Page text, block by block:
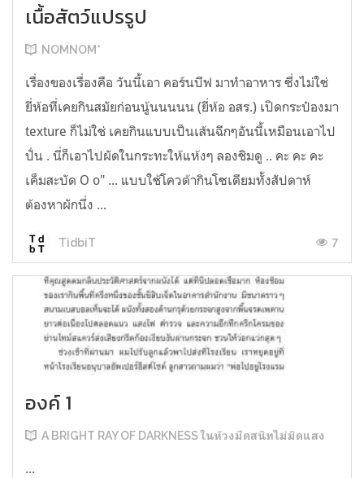
เนื้อสัตว์แปรรูป
NOMNOM*
เรื่องของเรื่องคือ วันนี้เอา คอร์นบีฟ มาทำอาหาร ซึ่งไม่ใช่
ยี่ห้อที่เคยกินสมัยก่อนนู้นนนนน (ยี่ห้อ อสร.) เปิดกระป๋องมา
texture ก็ไม่ใช่ เคยกินแบบเป็นเส้นฉีกๆอันนี้เหมือนเอาไป
ปั่น . นี่ก็เอาไปผัดในกระทะให้แห้งๆ ลองชิมดู .. คะ คะ คะ
เค็มสะบัด O o" ... แบบใช้โควต้ากินโซเดียมทั้งสัปดาห์
ต้องหาผักนึ่ง ...
TidbiT 7
องค์ 1
A BRIGHT RAY OF DARKNESS ในห้วงมืดสนิทไม่มิดแสง
...